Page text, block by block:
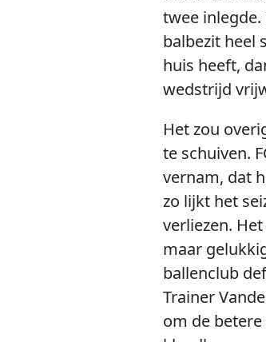
twee
balbezit heel
huis heeft,
wedstrijd
Het zou
te schuiven.
vernam, dat
zo lijkt het
verliezen.
maar
ballenclub
Trainer
om de